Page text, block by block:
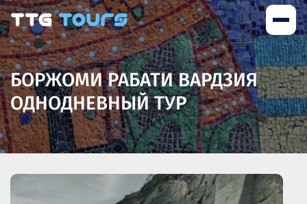
БОРЖОМИ РАБАТИ ВАРДЗИЯ
ОДНОДНЕВНЫЙ ТУР